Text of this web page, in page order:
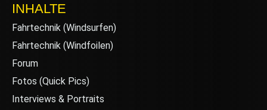
INHALTE
Fahrtechnik (Windsurfen)
Fahrtechnik (Windfoilen)
Forum
Fotos (Quick Pics)
Interviews & Portraits